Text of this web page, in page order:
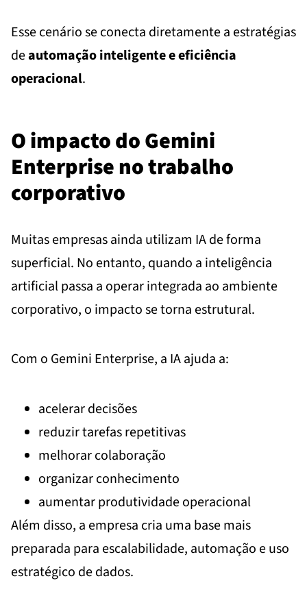
Esse cenário se conecta diretamente a estratégias
deautomação inteligente e eficiência
operacional.
O impacto do Gemini
Enterprise no trabalho
corporativo
Muitas empresas ainda utilizam IA de forma
superficial. No entanto, quando a inteligência
artificial passa a operar integrada ao ambiente
corporativo, o impacto se torna estrutural.
Com o Gemini Enterprise, a IA ajuda a:
acelerar decisões
reduzir tarefas repetitivas
melhorar colaboração
organizar conhecimento
aumentar produtividade operacional
Além disso, a empresa cria uma base mais
preparada para escalabilidade, automação e uso
estratégico de dados.